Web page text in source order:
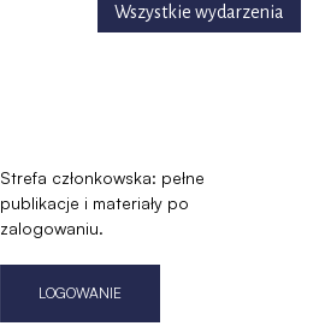
Wszystkie wydarzenia
Strefa członkowska: pełne
publikacje i materiały po
zalogowaniu.
LOGOWANIE